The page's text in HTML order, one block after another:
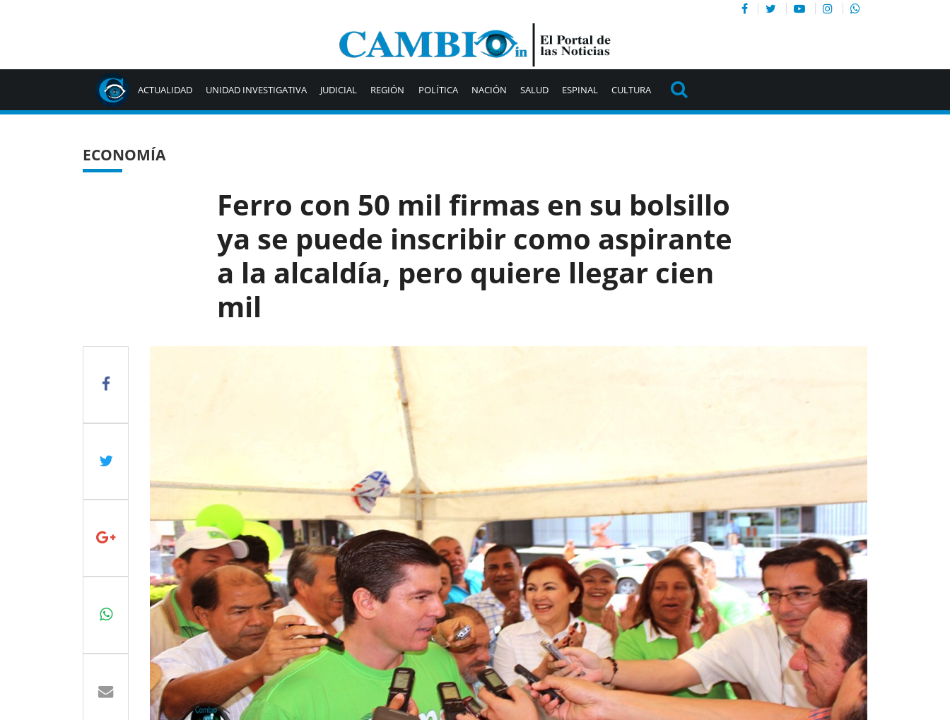
ACTUALIDAD UNIDAD INVESTIGATIVA JUDICIAL REGIÓN POLÍTICA NACIÓN SALUD ESPINAL CULTURA
ECONOMÍA
Ferro con 50 mil firmas en su bolsillo
ya se puede inscribir como aspirante
a la alcaldía, pero quiere llegar cien
mil